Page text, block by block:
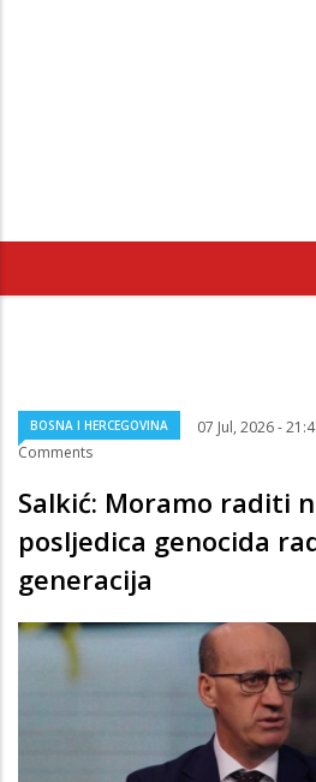
BOSNA I HERCEGOVINA 07 Jul, 2026 -
Comments
Salkić: Moramo raditi
posljedica genocida
generacija